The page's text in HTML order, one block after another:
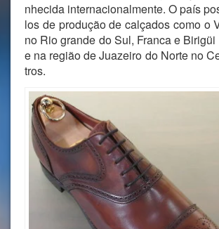
nhecida internacionalmente. O país
los de produção de calçados como o
no Rio grande do Sul, Franca e
e na região de Juazeiro do Norte no
tros.